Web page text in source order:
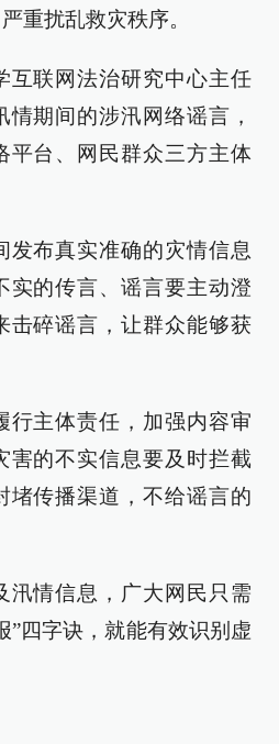
重扰乱救灾秩序。
互联网法治研究中心主任
期间的涉汛网络谣言，
平台、网民群众三方主体
发布真实准确的灾情信息
实的传言、谣言要主动澄
击碎谣言，让群众能够获
行主体责任，加强内容审
害的不实信息要及时拦截
堵传播渠道，不给谣言的
汛情信息，广大网民只需
”四字诀，就能有效识别虚